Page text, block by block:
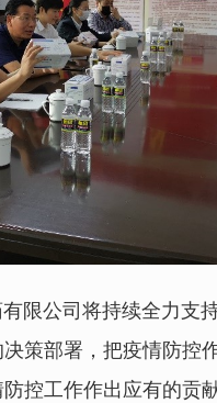
限公司将持续全力支
策部署，把疫情防控
控工作作出应有的贡献